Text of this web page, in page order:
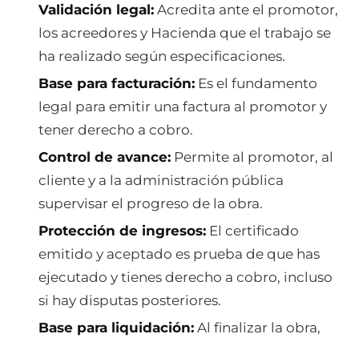
Validación legal:Acredita ante el promotor,
los acreedores y Hacienda que el trabajo se
ha realizado según especificaciones.
Base para facturación:Es el fundamento
legal para emitir una factura al promotor y
tener derecho a cobro.
Control de avance:Permite al promotor, al
cliente y a la administración pública
supervisar el progreso de la obra.
Protección de ingresos:El certificado
emitido y aceptado es prueba de que has
ejecutado y tienes derecho a cobro, incluso
si hay disputas posteriores.
Base para liquidación:Al finalizar la obra,